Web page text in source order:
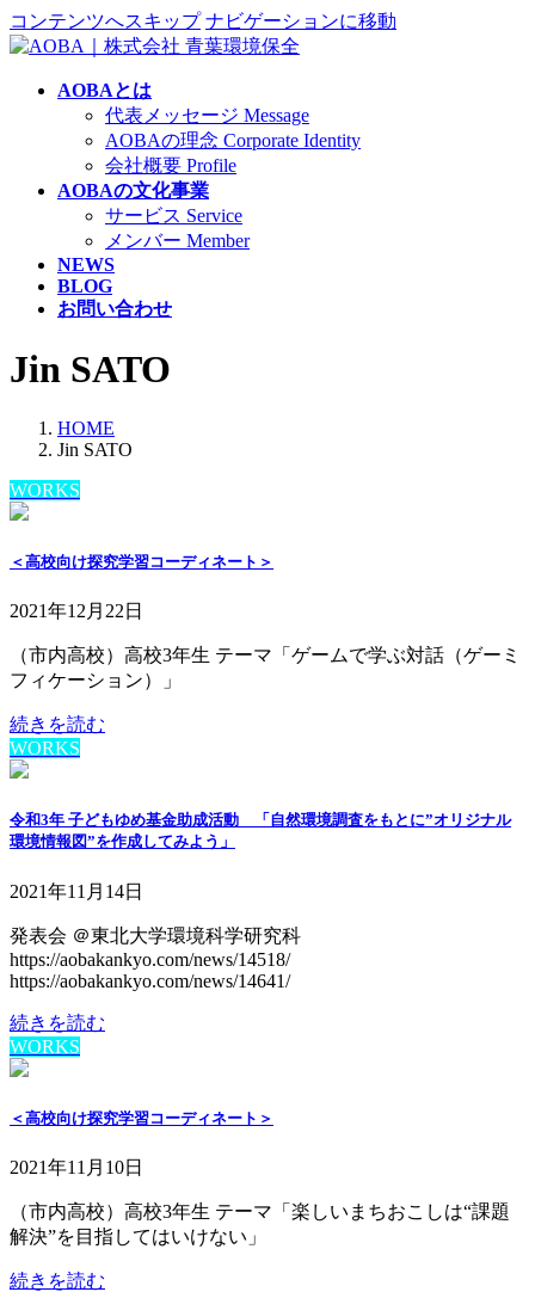
コンテンツへスキップ ナビゲーションに移動
AOBAとは
代表メッセージ Message
AOBAの理念 Corporate Identity
会社概要 Profile
AOBAの文化事業
サービス Service
メンバー Member
NEWS
BLOG
お問い合わせ
Jin SATO
HOME
Jin SATO
WORKS
＜高校向け探究学習コーディネート＞
2021年12月22日
（市内高校）高校3年生 テーマ「ゲームで学ぶ対話（ゲーミ
フィケーション）」
続きを読む
WORKS
令和3年 子どもゆめ基金助成活動 「自然環境調査をもとに”オリジナル
環境情報図”を作成してみよう」
2021年11月14日
発表会 ＠東北大学環境科学研究科
https://aobakankyo.com/news/14518/
https://aobakankyo.com/news/14641/
続きを読む
WORKS
＜高校向け探究学習コーディネート＞
2021年11月10日
（市内高校）高校3年生 テーマ「楽しいまちおこしは“課題
解決”を目指してはいけない」
続きを読む